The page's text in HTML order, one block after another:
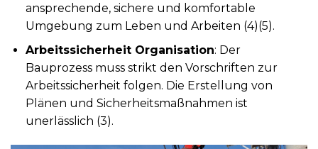
ansprechende, sichere und komfortable
Umgebung zum Leben und Arbeiten (4)(5).
Arbeitssicherheit Organisation: Der
Bauprozess muss strikt den Vorschriften zur
Arbeitssicherheit folgen. Die Erstellung von
Plänen und Sicherheitsmaßnahmen ist
unerlässlich (3).